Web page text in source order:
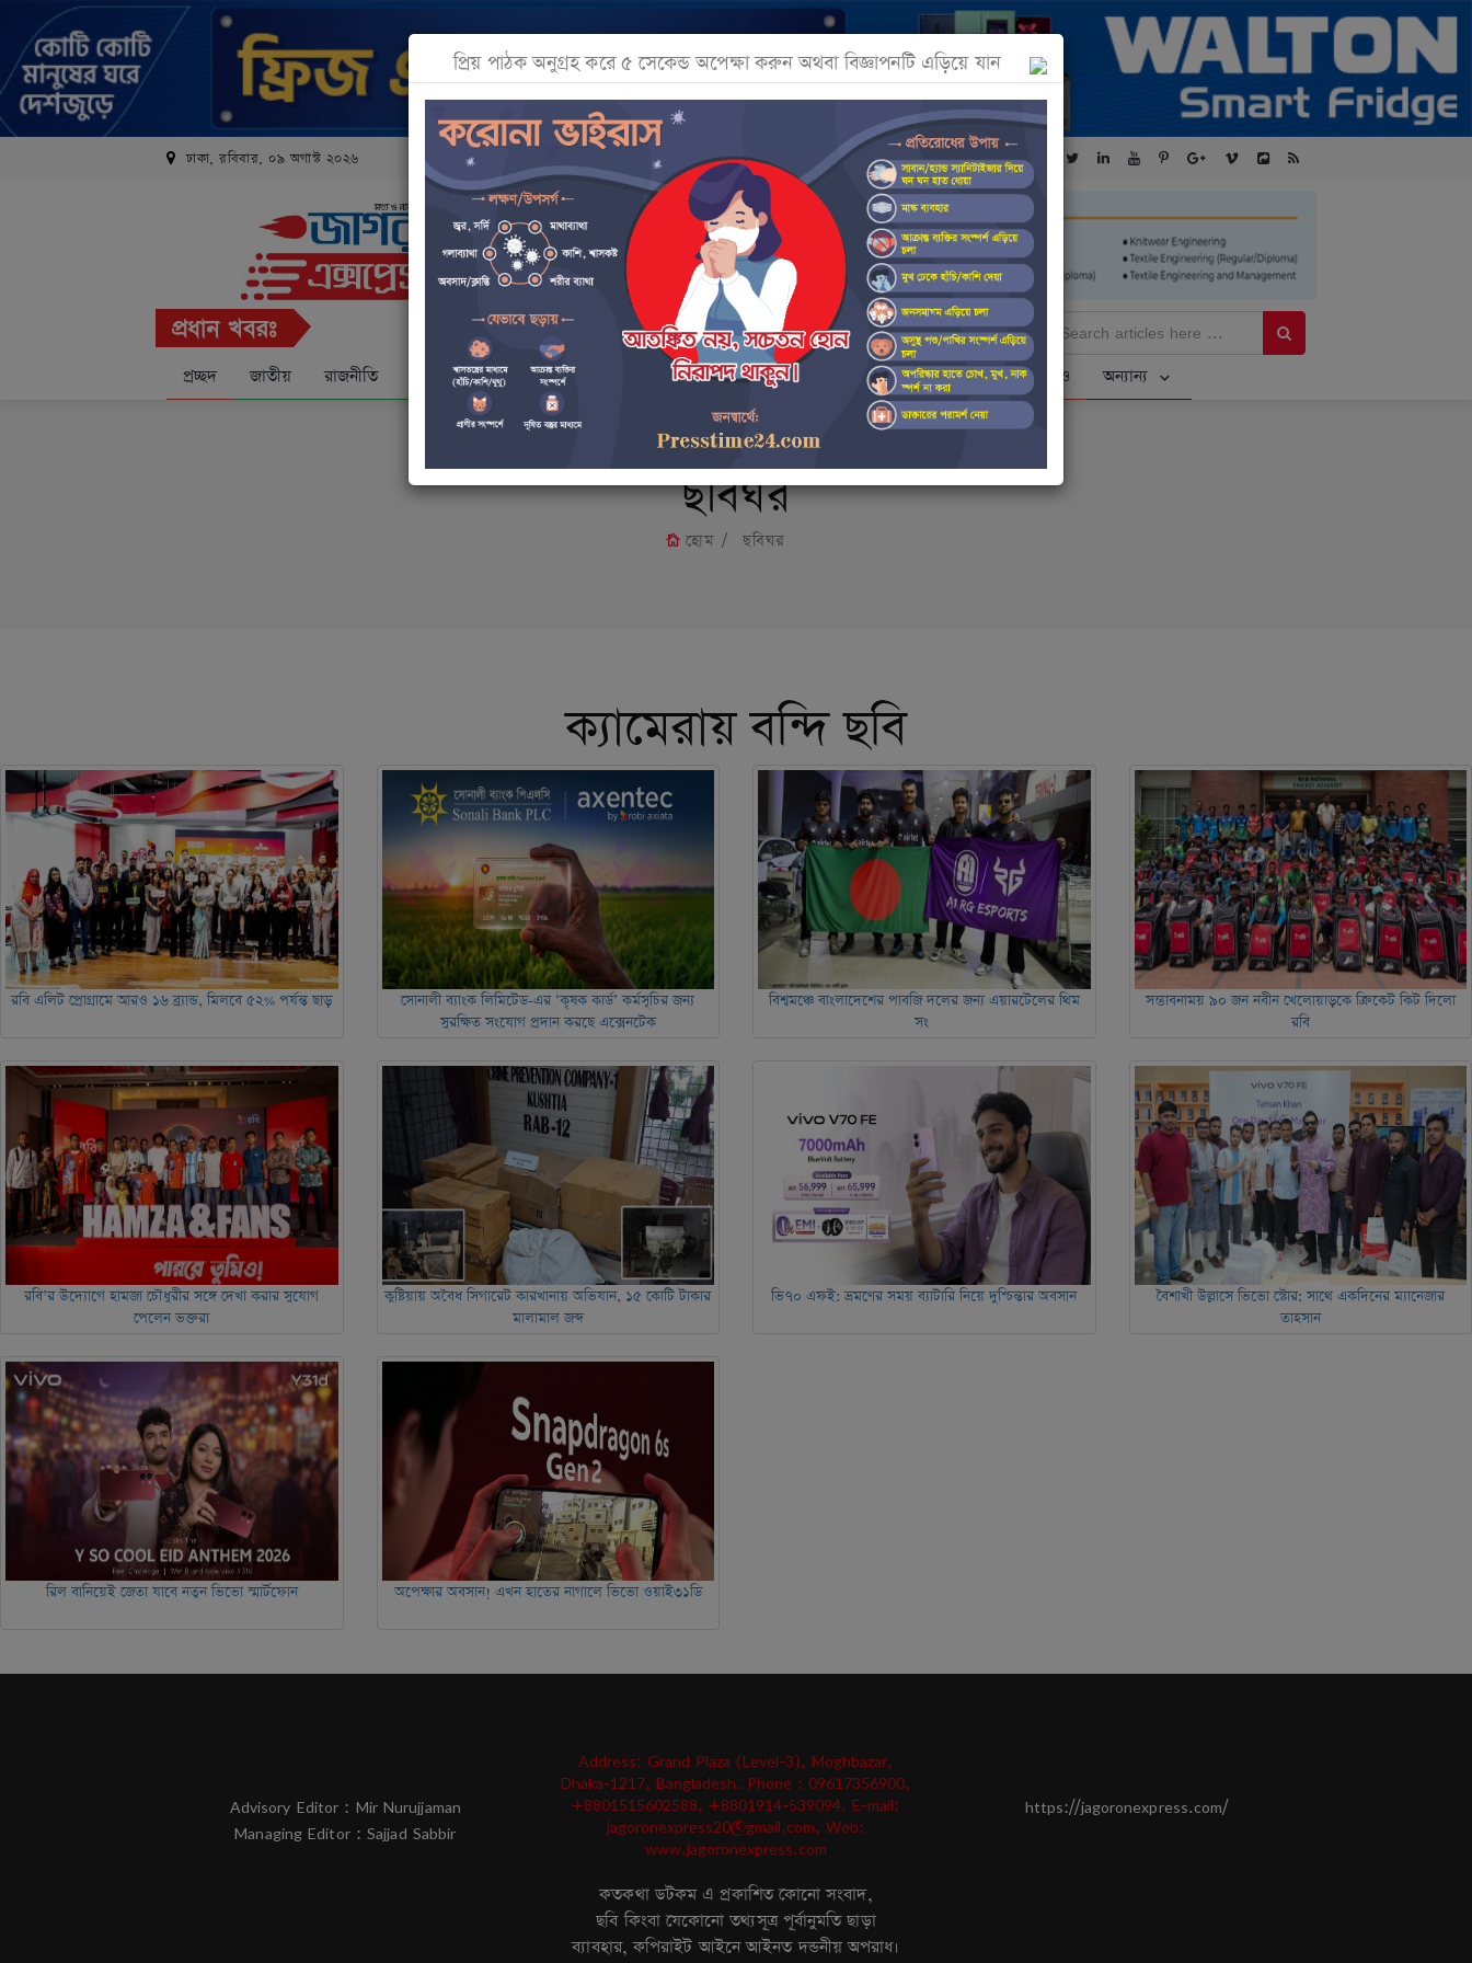
প্রিয় পাঠক অনুগ্রহ করে ৫ সেকেন্ড অপেক্ষা করুন অথবা বিজ্ঞাপনটি এড়িয়ে যান
ঢাকা, রবিবার, ০৯ অগাস্ট ২০২৬
প্রধান খবরঃ রবি এলিট প্রোগ্রামে আরও ১৬ ব্র্যান্ড, মিলবে ৫২% পর্যন্ত ছাড় সোনালী ব্যাংক লিমিটেড-এর ‘কৃষক কার্ড’ কর্মসূচির জন্য সুরক্ষিত সংযোগ প্রদান
প্রচ্ছদ জাতীয় রাজনীতি অর্থনীতি আন্তর্জাতিক বিনোদন ক্যাম্পাস তথ্য প্রযুক্তি English ভিডিও অন্যান্য
ছবিঘর
হোম ছবিঘর
ক্যামেরায় বন্দি ছবি
রবি এলিট প্রোগ্রামে আরও ১৬ ব্র্যান্ড, মিলবে ৫২% পর্যন্ত ছাড়
সোনালী ব্যাংক লিমিটেড-এর ‘কৃষক কার্ড’ কর্মসূচির জন্য
সুরক্ষিত সংযোগ প্রদান করছে এক্সেনটেক
বিশ্বমঞ্চে বাংলাদেশের পাবজি দলের জন্য এয়ারটেলের থিম
সং
সম্ভাবনাময় ৯০ জন নবীন খেলোয়াড়কে ক্রিকেট কিট দিলো
রবি
রবি’র উদ্যোগে হামজা চৌধুরীর সঙ্গে দেখা করার সুযোগ
পেলেন ভক্তরা
কুষ্টিয়ায় অবৈধ সিগারেট কারখানায় অভিযান, ১৫ কোটি টাকার
মালামাল জব্দ
ভি৭০ এফই: ভ্রমণের সময় ব্যাটারি নিয়ে দুশ্চিন্তার অবসান
বৈশাখী উল্লাসে ভিভো স্টোর: সাথে একদিনের ম্যানেজার
তাহসান
রিল বানিয়েই জেতা যাবে নতুন ভিভো স্মার্টফোন অপেক্ষার অবসান! এখন হাতের নাগালে ভিভো ওয়াই৩১ডি
Advisory Editor : Mir Nurujjaman
Managing Editor : Sajjad Sabbir
Address: Grand Plaza (Level-3), Moghbazar,
Dhaka-1217, Bangladesh. Phone : 09617356900,
+8801515602588, +8801914-539094. E-mail:
jagoronexpress20@gmail.com, Web:
www.jagoronexpress.com
কতকথা ডটকম এ প্রকাশিত কোনো সংবাদ,
ছবি কিংবা যেকোনো তথ্যসূত্র পূর্বানুমতি ছাড়া
ব্যাবহার, কপিরাইট আইনে আইনত দন্ডনীয় অপরাধ।
https://jagoronexpress.com/